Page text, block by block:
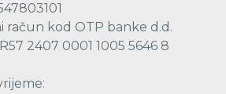
račun kod OTP banke d.d.
2407 0001 1005 5646 8